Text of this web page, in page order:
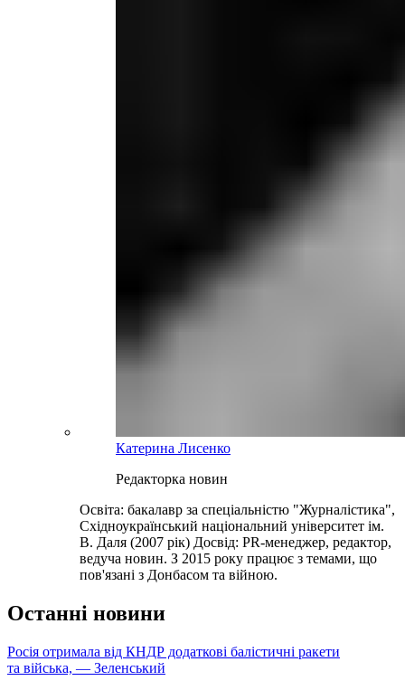
Катерина Лисенко
Редакторка новин
Освіта: бакалавр за спеціальністю "Журналістика",
Східноукраїнський національний університет ім.
В. Даля (2007 рік) Досвід: PR-менеджер, редактор,
ведуча новин. З 2015 року працює з темами, що
пов'язані з Донбасом та війною.
Останні новини
Росія отримала від КНДР додаткові балістичні ракети
та війська, — Зеленський